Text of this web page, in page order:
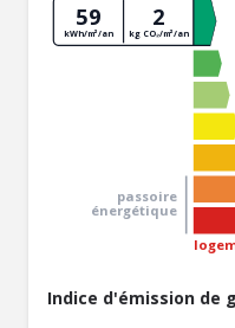
passoire
énergétique
59
kWh/m²/an
2
kg CO₂/m²/an
Indice d'émission de